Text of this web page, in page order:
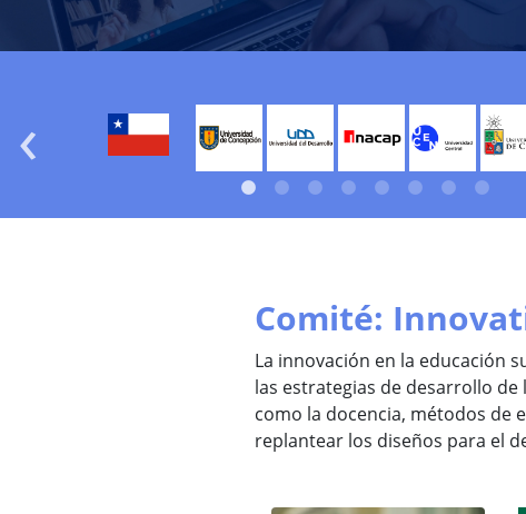
Comité:
La innovación en la educación
las estrategias de desarrollo
como la docencia, métodos de
replantear los diseños para el